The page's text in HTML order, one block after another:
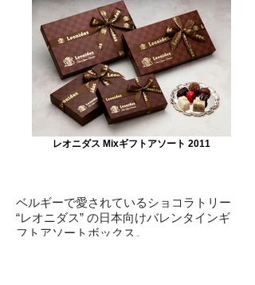
レオニダス Mixギフトアソート 2011
ベルギーで愛されているショコラトリー
“レオニダス” の日本向けバレンタインギ
フトアソートボックス。